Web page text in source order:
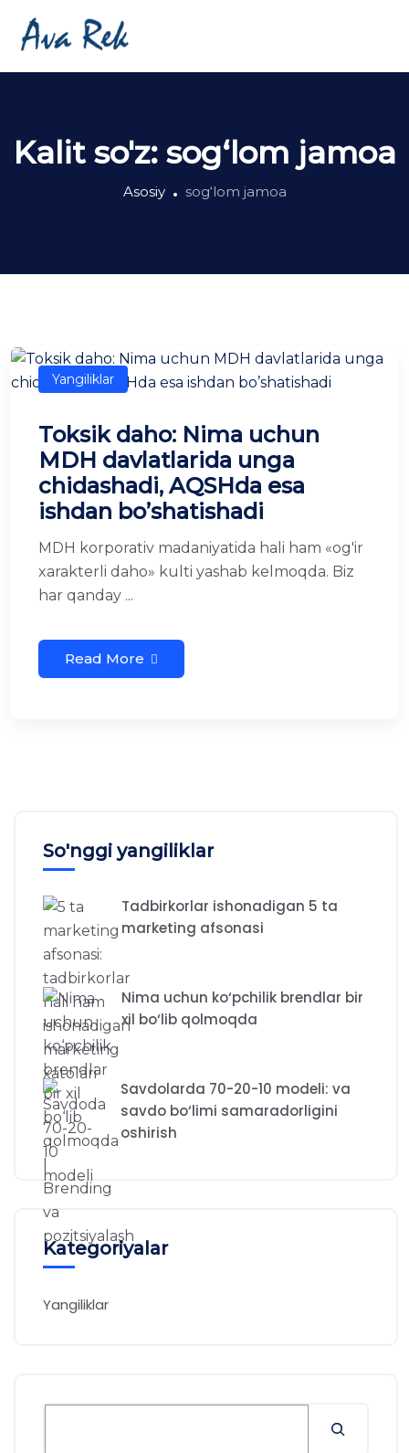
Kalit so'z: sog‘lom jamoa
Asosiy sog‘lom jamoa
Yangiliklar
Toksik daho: Nima uchun
MDH davlatlarida unga
chidashadi, AQSHda esa
ishdan bo’shatishadi
MDH korporativ madaniyatida hali ham «og'ir
xarakterli daho» kulti yashab kelmoqda. Biz
har qanday ...
Read More
So'nggi yangiliklar
Tadbirkorlar ishonadigan 5 ta
marketing afsonasi
Nima uchun ko‘pchilik brendlar bir
xil bo‘lib qolmoqda
Savdolarda 70-20-10 modeli: va
savdo bo‘limi samaradorligini
oshirish
Kategoriyalar
Yangiliklar